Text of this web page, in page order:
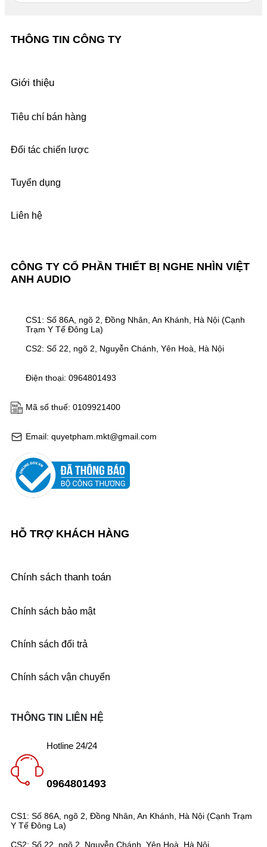
CÔNG TY CỔ PHẦN THIẾT BỊ NGHE NHÌN VIỆT
ANH AUDIO
Email: quyetpham.mkt@gmail.com
Mã số thuế: 0109921400
Điện thoại: 0964801493
CS1: Số 86A, ngõ 2, Đồng Nhân, An Khánh, Hà Nội (Cạnh
Trạm Y Tế Đông La)
CS2: Số 22, ngõ 2, Nguyễn Chánh, Yên Hoà, Hà Nội
THÔNG TIN CÔNG TY
Giới thiệu
Tiêu chí bán hàng
Đối tác chiến lược
Tuyển dụng
Liên hệ
HỖ TRỢ KHÁCH HÀNG
Chính sách thanh toán
Chính sách bảo mật
Chính sách đổi trả
Chính sách vận chuyển
CS1: Số 86A, ngõ 2, Đồng Nhân, An Khánh, Hà Nội (Cạnh Trạm
Y Tế Đông La)
CS2: Số 22, ngõ 2, Nguyễn Chánh, Yên Hoà, Hà Nội
THÔNG TIN LIÊN HỆ
Hotline 24/24
0964801493